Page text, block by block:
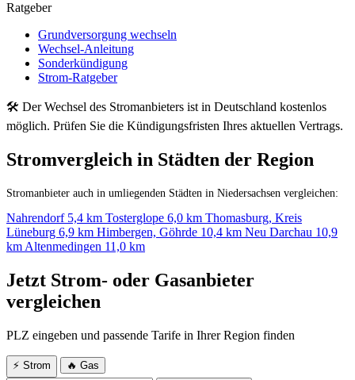
Ratgeber
Grundversorgung wechseln
Wechsel-Anleitung
Sonderkündigung
Strom-Ratgeber
🛠 Der Wechsel des Stromanbieters ist in Deutschland kostenlos
möglich. Prüfen Sie die Kündigungsfristen Ihres aktuellen Vertrags.
Stromvergleich in Städten der Region
Stromanbieter auch in umliegenden Städten in Niedersachsen vergleichen:
Nahrendorf 5,4 km Tosterglope 6,0 km Thomasburg, Kreis
Lüneburg 6,9 km Himbergen, Göhrde 10,4 km Neu Darchau 10,9
km Altenmedingen 11,0 km
Jetzt Strom- oder Gasanbieter
vergleichen
PLZ eingeben und passende Tarife in Ihrer Region finden
⚡ Strom
🔥 Gas